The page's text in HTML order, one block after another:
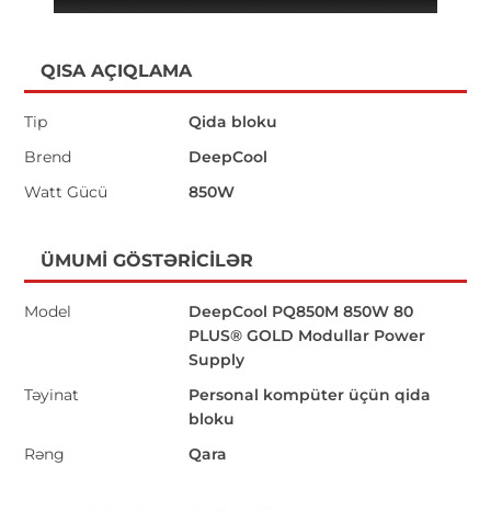
QISA AÇIQLAMA
Tip
Qida bloku
Brend
DeepCool
Watt Gücü
850W
ÜMUMI GÖSTƏRICILƏR
Model
DeepCool PQ850M 850W 80
PLUS® GOLD Modullar Power
Supply
Təyinat
Personal kompüter üçün qida
bloku
Rəng
Qara